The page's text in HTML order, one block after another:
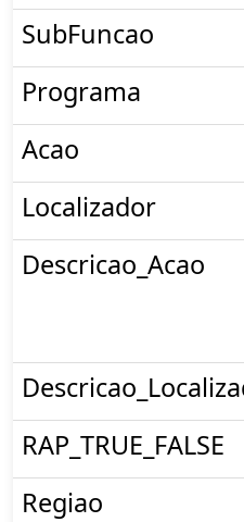
SubFuncao
Programa
Acao
Localizador
Descricao_Acao
RAP_TRUE_FALSE
Regiao